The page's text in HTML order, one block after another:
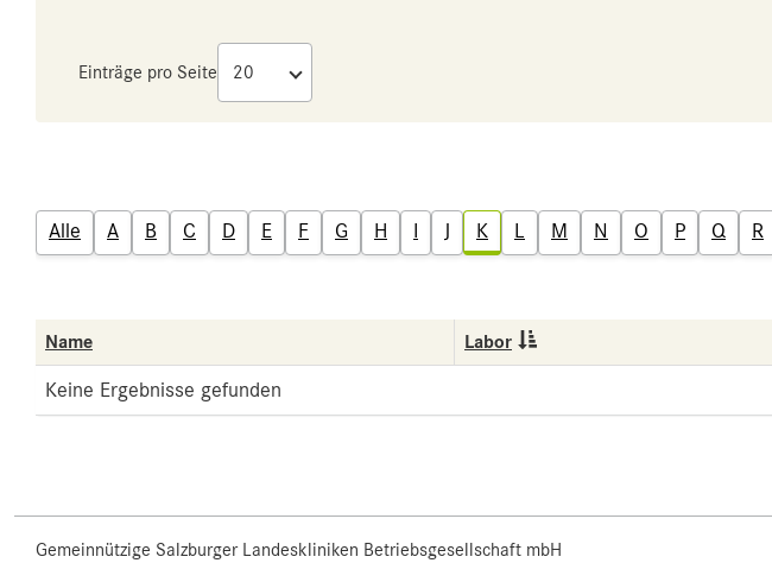
Einträge pro Seite
Alle A B C D E F G H I J K L M N O P Q R
Name Labor
Keine Ergebnisse gefunden
Gemeinnützige Salzburger Landeskliniken Betriebsgesellschaft mbH